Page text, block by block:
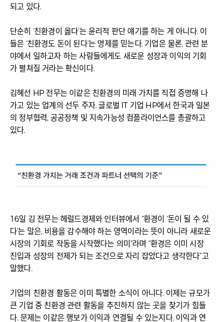
되고 있다.
단순히 ‘친환경이 옳다’는 윤리적 판단 얘기를 하는 게 아니다. 이
들은 ‘친환경도 돈이 된다’는 명제를 믿는다. 기업은 물론, 관련 분
야에서 일하고자 하는 사람들에게도 새로운 성장과 이익의 기회
가 펼쳐질 거라는 확신이다.
김혜선 HP 전무는 이같은 친환경의 미래 가치를 직접 증명해 나
가고 있는 업계의 선두 주자. 글로벌 IT 기업 HP에서 한국과 일본
의 정부협력, 공공정책 및 지속가능성 컴플라이언스를 총괄하고
있다.
16일 김 전무는 헤럴드경제와 인터뷰에서 “환경이 ‘돈이 될 수 있
다’는 말은, 비용을 감수해야 하는 영역이라는 뜻이 아니라 새로운
시장의 기회로 작동을 시작했다는 의미”라며 “환경은 이미 시장
진입과 성장의 전제가 되는 조건으로 자리 잡았다고 생각한다”고
말했다.
기업의 친환경 활동은 이미 특별한 소식이 아니다. 이제는 규모가
큰 기업 중 친환경 관련 활동을 추진하지 않는 곳을 찾기가 힘들
다. 문제는 이같은 행보가 이익과 연결될 수 있는지다. 이익과 연